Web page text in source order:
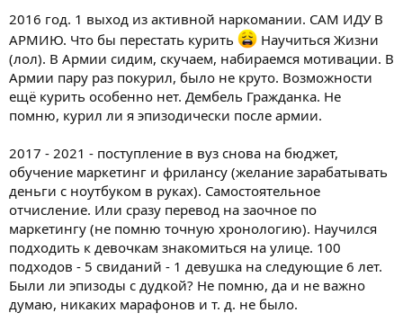
2016 год. 1 выход из активной наркомании. САМ ИДУ В
АРМИЮ. Что бы перестать курить
Научиться Жизни
(лол). В Армии сидим, скучаем, набираемся мотивации. В
Армии пару раз покурил, было не круто. Возможности
ещё курить особенно нет. Дембель Гражданка. Не
помню, курил ли я эпизодически после армии.
2017 - 2021 - поступление в вуз снова на бюджет,
обучение маркетинг и фрилансу (желание зарабатывать
деньги с ноутбуком в руках). Самостоятельное
отчисление. Или сразу перевод на заочное по
маркетингу (не помню точную хронологию). Научился
подходить к девочкам знакомиться на улице. 100
подходов - 5 свиданий - 1 девушка на следующие 6 лет.
Были ли эпизоды с дудкой? Не помню, да и не важно
думаю, никаких марафонов и т. д. не было.